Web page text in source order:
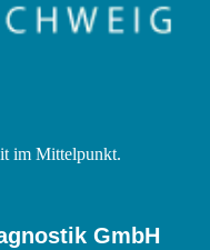
im Mittelpunkt.
GmbH